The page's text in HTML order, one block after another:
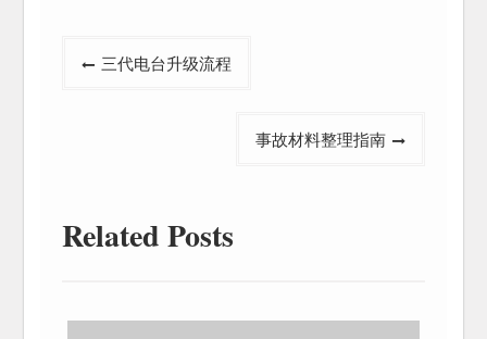
三代电台升级流程
事故材料整理指南
Related Posts